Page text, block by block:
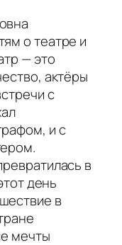
о театре и
— это
актёры
с
и с
в
день
в
мечты